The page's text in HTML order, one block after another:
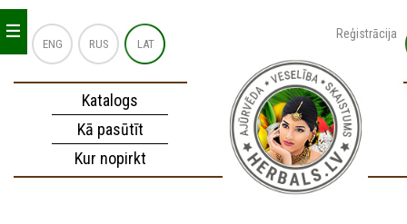
ENG RUS LAT
Reģistrācija
Katalogs
Kā pasūtīt
Kur nopirkt
_
_
_